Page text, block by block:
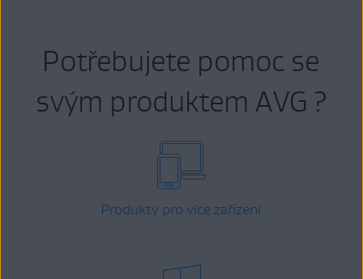
Potřebujete pomoc se
svým produktem AVG ?
Produkty pro více zařízení